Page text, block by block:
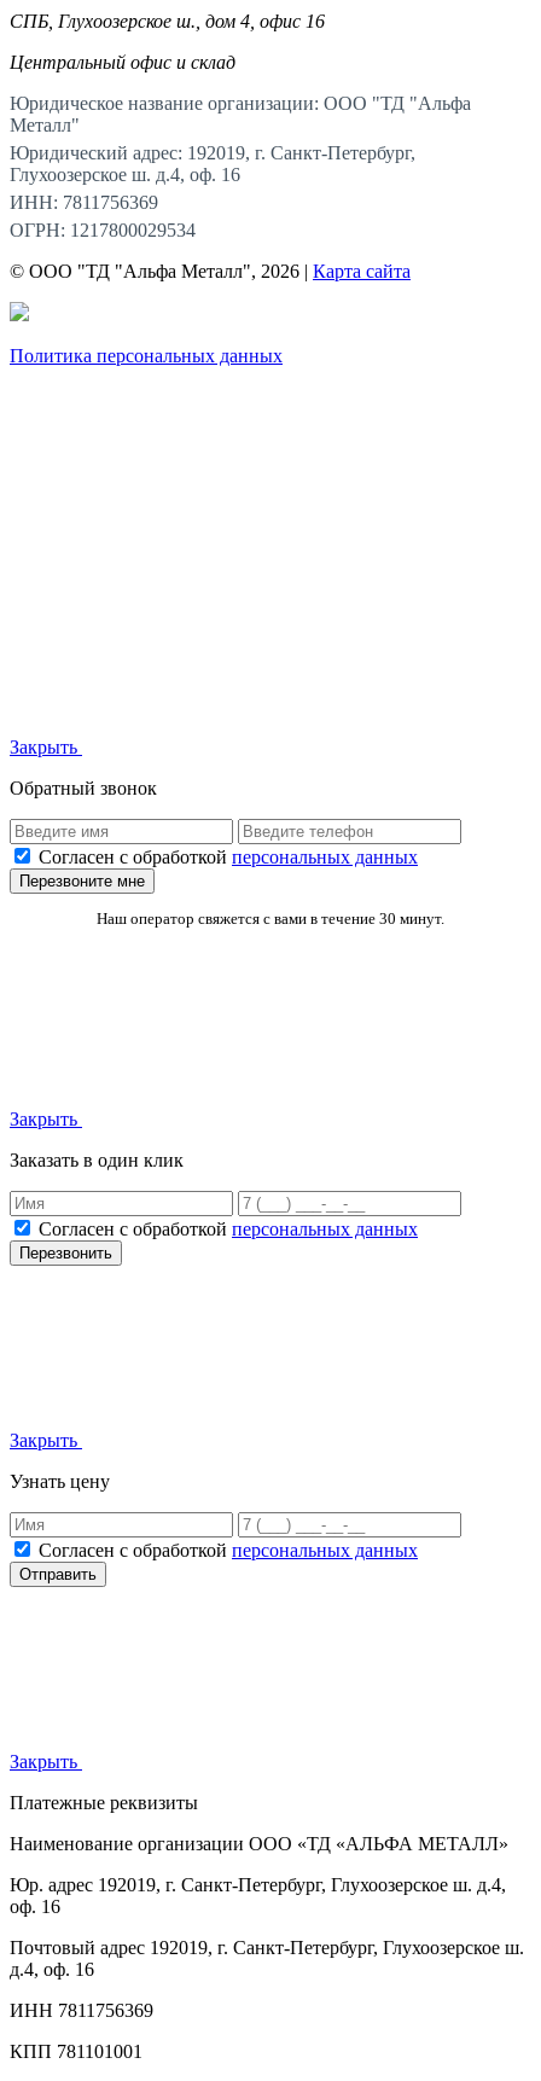
СПБ, Глухоозерское ш., дом 4, офис 16
Центральный офис и склад
Юридическое название организации: ООО "ТД "Альфа
Металл"
Юридический адрес: 192019, г. Санкт-Петербург,
Глухоозерское ш. д.4, оф. 16
ИНН: 7811756369
ОГРН: 1217800029534
© ООО "ТД "Альфа Металл", 2026 | Карта сайта
Политика персональных данных
Закрыть
Обратный звонок
Согласен с обработкой персональных данных
Перезвоните мне
Наш оператор свяжется с вами в течение 30 минут.
Закрыть
Заказать в один клик
Согласен с обработкой персональных данных
Перезвонить
Закрыть
Узнать цену
Согласен с обработкой персональных данных
Отправить
Закрыть
Платежные реквизиты
Наименование организации ООО «ТД «АЛЬФА МЕТАЛЛ»
Юр. адрес 192019, г. Санкт-Петербург, Глухоозерское ш. д.4,
оф. 16
Почтовый адрес 192019, г. Санкт-Петербург, Глухоозерское ш.
д.4, оф. 16
ИНН 7811756369
КПП 781101001